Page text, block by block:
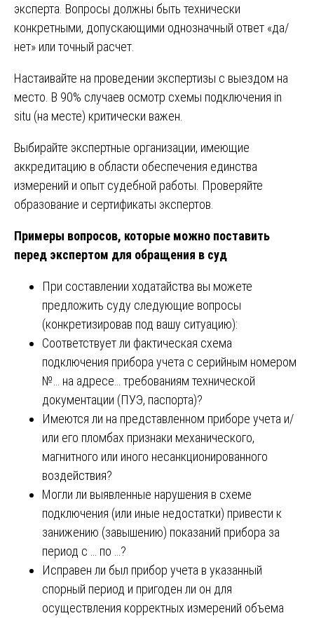
эксперта. Вопросы должны быть технически
конкретными, допускающими однозначный ответ «да/
нет» или точный расчет.
Настаивайте на проведении экспертизы с выездом на
место. В 90% случаев осмотр схемы подключения in
situ (на месте) критически важен.
Выбирайте экспертные организации, имеющие
аккредитацию в области обеспечения единства
измерений и опыт судебной работы. Проверяйте
образование и сертификаты экспертов.
Примеры вопросов, которые можно поставить
перед экспертом для обращения в суд
При составлении ходатайства вы можете
предложить суду следующие вопросы
(конкретизировав под вашу ситуацию):
Соответствует ли фактическая схема
подключения прибора учета с серийным номером
№… на адресе… требованиям технической
документации (ПУЭ, паспорта)?
Имеются ли на представленном приборе учета и/
или его пломбах признаки механического,
магнитного или иного несанкционированного
воздействия?
Могли ли выявленные нарушения в схеме
подключения (или иные недостатки) привести к
занижению (завышению) показаний прибора за
период с … по …?
Исправен ли был прибор учета в указанный
спорный период и пригоден ли он для
осуществления корректных измерений объема